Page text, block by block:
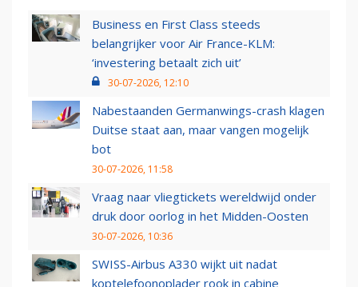
Business en First Class steeds
belangrijker voor Air France-KLM:
‘investering betaalt zich uit’
30-07-2026, 12:10
Nabestaanden Germanwings-crash klagen
Duitse staat aan, maar vangen mogelijk
bot
30-07-2026, 11:58
Vraag naar vliegtickets wereldwijd onder
druk door oorlog in het Midden-Oosten
30-07-2026, 10:36
SWISS-Airbus A330 wijkt uit nadat
koptelefoonoplader rook in cabine